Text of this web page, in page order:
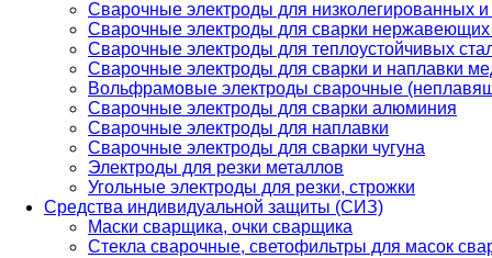
Сварочные электроды для низколегированных и
Сварочные электроды для сварки
Сварочные электроды для теплоустойчивых
Сварочные электроды для сварки и наплавки
Вольфрамовые электроды сварочные
Сварочные электроды для сварки алюминия
Сварочные электроды для наплавки
Сварочные электроды для сварки чугуна
Электроды для резки металлов
Угольные электроды для резки, строжки
Средства индивидуальной защиты (СИЗ)
Маски сварщика, очки сварщика
Стекла сварочные, светофильтры для масок